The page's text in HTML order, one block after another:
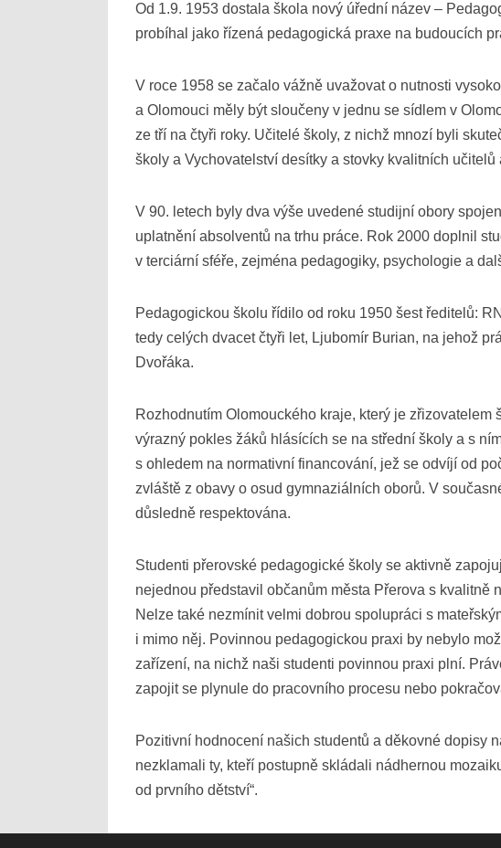
Od 1.9. 1953 dostala škola nový úřední název –
probíhal jako řízená pedagogická praxe na budoucích
V roce 1958 se začalo vážně uvažovat o nutnosti
a Olomouci měly být sloučeny v jednu se sídlem v
ze tří na čtyři roky. Učitelé školy, z nichž mnozí byli
školy a Vychovatelství desítky a stovky kvalitních
V 90. letech byly dva výše uvedené studijní obory
uplatnění absolventů na trhu práce. Rok 2000 doplnil
v terciární sféře, zejména pedagogiky, psychologie a
Pedagogickou školu řídilo od roku 1950 šest ředitelů:
tedy celých dvacet čtyři let, Ljubomír Burian, na jehož
Dvořáka.
Rozhodnutím Olomouckého kraje, který je
výrazný pokles žáků hlásících se na střední školy a s
s ohledem na normativní financování, jež se odvíjí od
zvláště z obavy o osud gymnaziálních oborů. V
důsledně respektována.
Studenti přerovské pedagogické školy se aktivně
nejednou představil občanům města Přerova s kvalitně
Nelze také nezmínit velmi dobrou spolupráci s
i mimo něj. Povinnou pedagogickou praxi by nebylo
zařízení, na nichž naši studenti povinnou praxi plní.
zapojit se plynule do pracovního procesu nebo
Pozitivní hodnocení našich studentů a děkovné dopisy
nezklamali ty, kteří postupně skládali nádhernou
od prvního dětství“.